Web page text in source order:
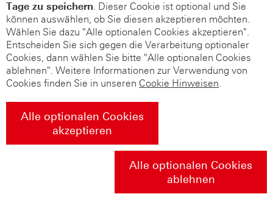
Tage zu speichern. Dieser Cookie ist optional und Sie
können auswählen, ob Sie diesen akzeptieren möchten.
Wählen Sie dazu "Alle optionalen Cookies akzeptieren".
Entscheiden Sie sich gegen die Verarbeitung optionaler
Cookies, dann wählen Sie bitte "Alle optionalen Cookies
ablehnen". Weitere Informationen zur Verwendung von
Cookies finden Sie in unseren Cookie Hinweisen.
Alle optionalen Cookies
akzeptieren
Alle optionalen Cookies
ablehnen